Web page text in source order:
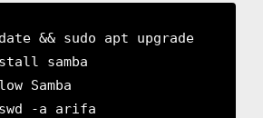
&& sudo apt upgrade
samba
Samba
-a arifa